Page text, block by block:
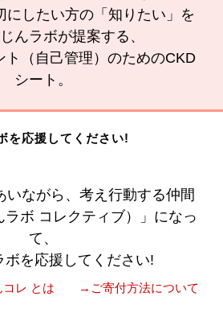
にしたい方の「知りたい」を
んラボが提案する、
ト（自己管理）のためのCKD
シート。
を応援してください!
いながら、考え行動する仲間
ラボ コレクティブ）」になっ
て、
ボを応援してください!
レ とは →ご寄付方法について